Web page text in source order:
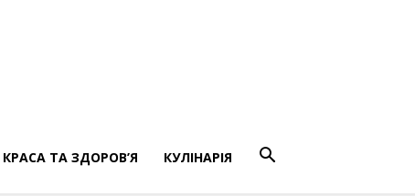
КРАСА ТА ЗДОРОВ’Я КУЛІНАРІЯ